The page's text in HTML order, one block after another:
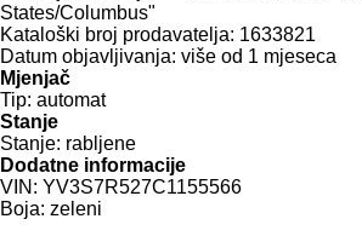
States/Columbus"
Kataloški broj prodavatelja: 1633821
Datum objavljivanja: više od 1 mjeseca
Mjenjač
Tip: automat
Stanje
Stanje: rabljene
Dodatne informacije
VIN: YV3S7R527C1155566
Boja: zeleni